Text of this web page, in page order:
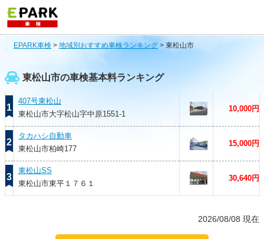
EPARK車検 > 地域別おすすめ車検ランキング> 東松山市
東松山市の車検基本料ランキング
1
407号東松山
東松山市大字松山字中原1551-1
10,000円
2
タカハシ自動車
東松山市柏崎177
15,000円
3
東松山SS
東松山市東平１７６１
30,640円
2026/08/08 現在